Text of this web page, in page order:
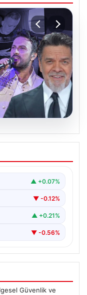
raporu.
"Son dönemde
▲ +0.07%
▼ -0.12%
▲ +0.21%
▼ -0.56%
Güvenlik ve